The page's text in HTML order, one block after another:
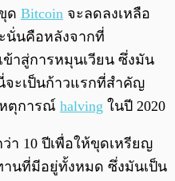
0:00
ด Bitcoin จะลดลงเหลือ
นั่นคือหลังจากที่
ข้าสู่การหมุนเวียน ซึ่งมัน
จะเป็นก้าวแรกที่สำคัญ
หตุการณ์ halving ในปี 2020
ว่า 10 ปีเพื่อให้ขุดเหรียญ
านที่มีอยู่ทั้งหมด ซึ่งมันเป็น